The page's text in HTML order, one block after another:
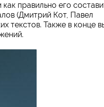
правильно его
(Дмитрий Кот, Павел
текстов. Также в конце